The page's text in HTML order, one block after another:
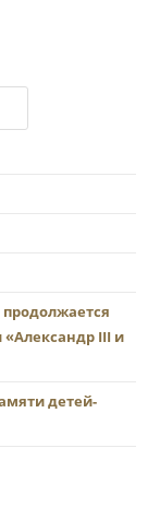
III и
детей-